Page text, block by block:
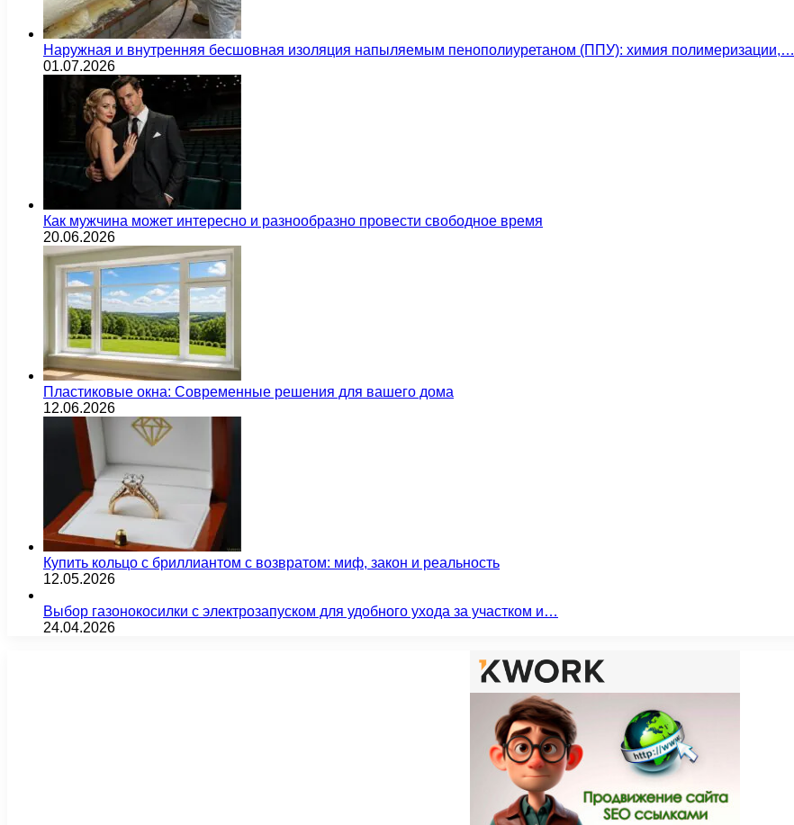
Наружная и внутренняя бесшовная изоляция напыляемым пенополиуретаном (ППУ): химия полимеризации,…
01.07.2026
Как мужчина может интересно и разнообразно провести свободное время
20.06.2026
Пластиковые окна: Современные решения для вашего дома
12.06.2026
Купить кольцо с бриллиантом с возвратом: миф, закон и реальность
12.05.2026
Выбор газонокосилки с электрозапуском для удобного ухода за участком и…
24.04.2026